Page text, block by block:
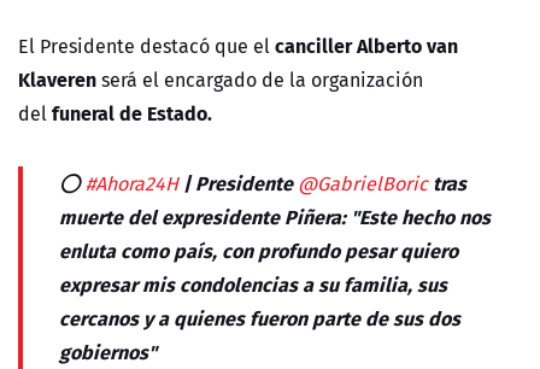
El Presidente destacó que elcanciller Alberto van
Klaverenserá el encargado de la organización
delfuneral de Estado.
⭕#Ahora24H| Presidente@GabrielBorictras
muerte del expresidente Piñera: "Este hecho nos
enluta como país, con profundo pesar quiero
expresar mis condolencias a su familia, sus
cercanos y a quienes fueron parte de sus dos
gobiernos"